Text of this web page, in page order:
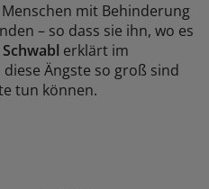
mit Behinderung
– so dass sie ihn, wo es
erklärt im
diese Ängste so groß sind
tun können.